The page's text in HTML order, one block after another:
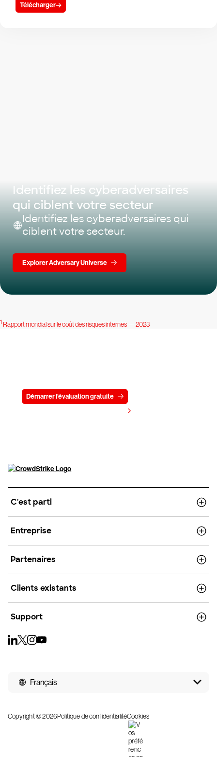
Télécharger
Identifiez les cyberadversaires
qui ciblent votre secteur
Identifiez les cyberadversaires qui
ciblent votre secteur.
Explorer Adversary Universe
1 Rapport mondial sur le coût des risques internes — 2023
Démarrer l'évaluation gratuite
C'est parti
Entreprise
Partenaires
Clients existants
Support
Français
Copyright © 2026Politique de confidentialitéCookies